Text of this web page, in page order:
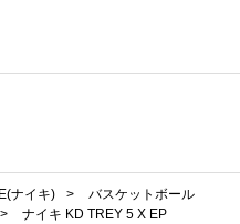
ナイキ) >
バスケットボール
>
ナイキ KD TREY 5 X EP